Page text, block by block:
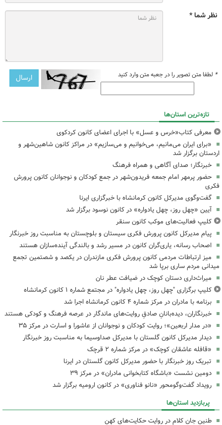
نظر شما *
* لطفا متن تصویر را در جعبه متن وارد کنید
تازه‌ترین استان‌ها
معرفی کتاب«خرس و عسل» با اجرای اعضای کانون کردکوی
«برای ایران می‌مانیم، می‌خوانیم و می‌سازیم» در مراکز کانون شاهین‌شهر و
اردستان برگزار شد
خبرنگار؛ صدای آگاهی و همراه فرهنگ
حضور پرمهر امام جمعه فریدون‌شهر در جمع کودکان و نوجوانان کانون پرورش
فکری
گفت‌وگوی مدیرکل کانون کرمانشاه با خبرگزاری ایرنا
آیین «چهل روز، چهل یادواره» در کانون نوسود برگزار شد
کلیپ فعالیت‌های موکب کانون سنقر
پیام مدیرکل کانون پرورش فکری سیستان و بلوچستان به مناسبت روز خبرنگار
اصحاب رسانه، یاری‌گران کانون در مسیر رشد و بالندگی آینده‌سازان هستند
میز ارتباطات مردمی کانون پرورش فکری مازندران در یکصد و شصتمین تجمع
میدانی مردم ساری برپا شد
میراث‌داری دستان کوچک در ضیافت عطر نان
کلیپ برگزاری "چهل روز، چهل یادواره" در مجتمع شماره ۱ کانون کرمانشاه
برنامه با مادران در مرکز شماره ۴ کانون کرمانشاه اجرا شد
خبرنگاران، دیده‌بانانِ صادقِ روایت‌های ماندگار در عرصه فرهنگ و کودکی هستند
«در مدار اربعین»؛ روایت کودکان و نوجوانان از عاشورا و اسارت در مرکز ۳۵
دیدار مدیرکل کانون گلستان با مدیرکل صداوسیما به مناسبت روز خبرنگار
«قافله عاشقان کوچک» در مرکز شماره ۲ قرچک
تبریک روز خبرنگار با حضور مدیرکل کانون گلستان در ایرنا
دومین نشست «باشگاه کتابخوانی مادران» در مرکز ۳۹
رویداد گفت‌وگومحور «نانو فناوری» در کانون ارومیه برگزار شد
پربازدید استان‌ها
طنین جان کلام در روایت حکایت‌های کهن